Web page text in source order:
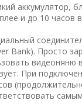
аккумулятор,
и до 10 часов
Bank). Просто
видеоняню
При